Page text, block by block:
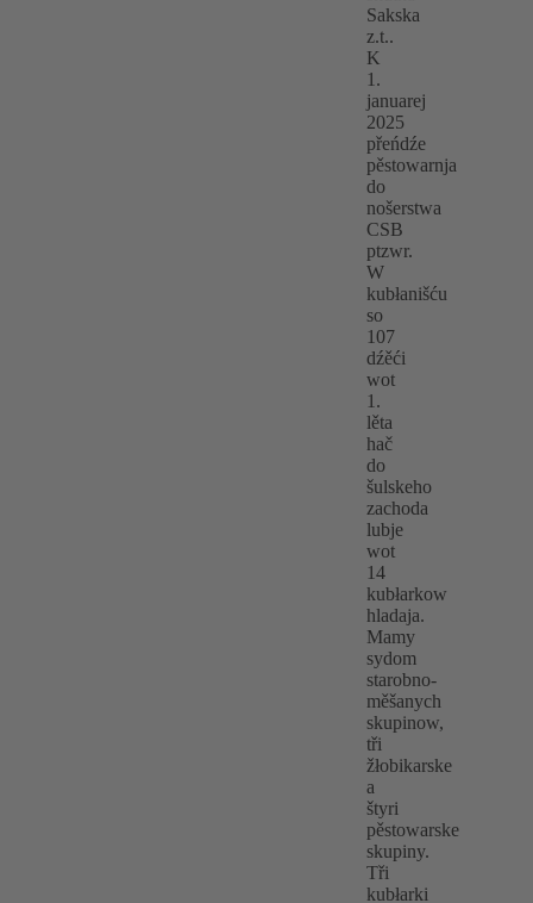
Sakska
z.t..
K
1.
januarej
2025
přeńdźe
pěstowarnja
do
nošerstwa
CSB
ptzwr.
W
kubłanišću
so
107
dźěći
wot
1.
lěta
hač
do
šulskeho
zachoda
lubje
wot
14
kubłarkow
hladaja.
Mamy
sydom
starobno-
měšanych
skupinow,
tři
žłobikarske
a
štyri
pěstowarske
skupiny.
Tři
kubłarki